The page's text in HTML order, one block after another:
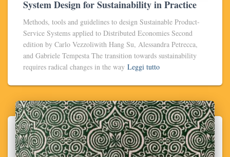
System Design for Sustainability in Practice
Methods, tools and guidelines to design Sustainable Product-
Service Systems applied to Distributed Economies Second
edition by Carlo Vezzoliwith Hang Su, Alessandra Petrecca,
and Gabriele Tempesta The transition towards sustainability
requires radical changes in the way Leggi tutto